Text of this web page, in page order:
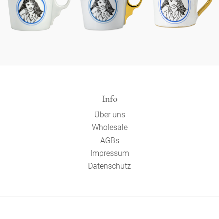
Info
Über uns
Wholesale
AGBs
Impressum
Datenschutz